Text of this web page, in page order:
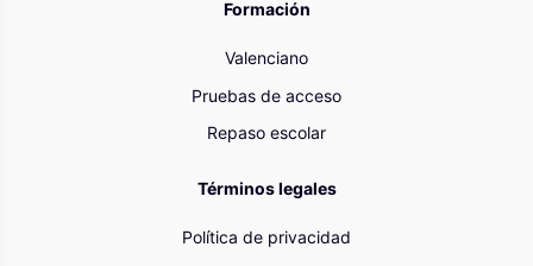
Formación
Valenciano
Pruebas de acceso
Repaso escolar
Términos legales
Política de privacidad